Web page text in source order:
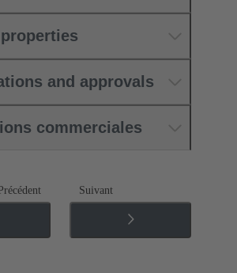
and approvals
commerciales
Précédent Suivant